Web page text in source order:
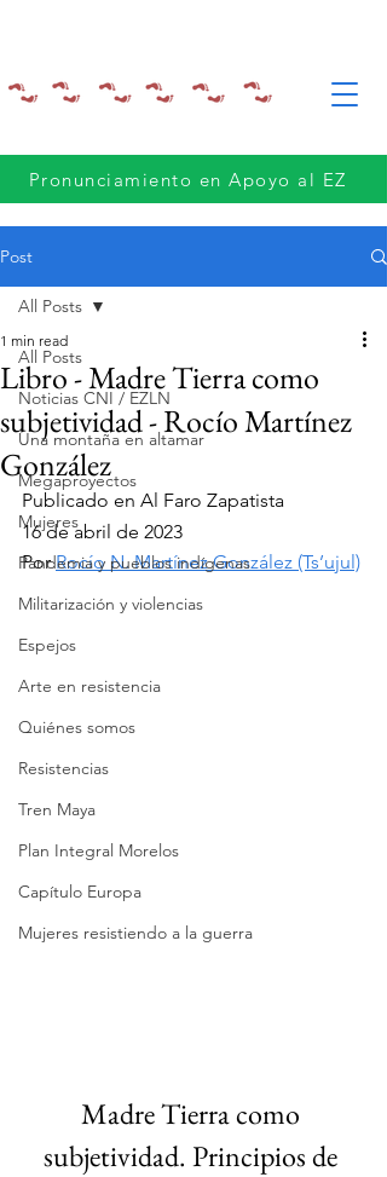
Pronunciamiento en Apoyo al EZ
Post
All Posts
Noticias CNI / EZLN
Una montaña en altamar
Megaproyectos
Mujeres
Pandemia y pueblos indígenas
Militarización y violencias
Espejos
Arte en resistencia
Quiénes somos
Resistencias
Tren Maya
Plan Integral Morelos
Capítulo Europa
Mujeres resistiendo a la guerra
All Posts
Libro - Madre Tierra como
subjetividad - Rocío Martínez
González
1 min read
Publicado en Al Faro Zapatista
16 de abril de 2023
Por Rocío N. Martínez González (Ts’ujul)
Madre Tierra como
subjetividad. Principios de